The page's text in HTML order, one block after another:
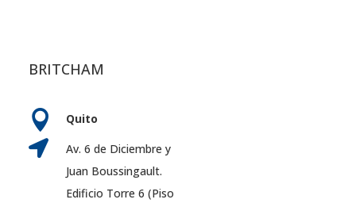
BRITCHAM
 Quito

Av. 6 de Diciembre y
Juan Boussingault.
Edificio Torre 6 (Piso